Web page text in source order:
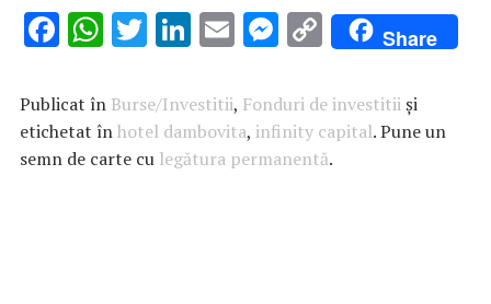
F
e
b
o
W
at
s
A
T
it
te
r
Li
k
e
dI
E
ai
l
M
se
n
g
C
o
p
y
Li
Share
Publicat în Burse/Investitii, Fonduri de investitiiși
etichetat înhotel dambovita, infinity capital. Pune un
semn de carte cu legătura permanentă.